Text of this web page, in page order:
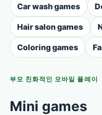
Car wash games
Hair salon games
Coloring games
부모 친화적인 모바일 플레이
Mini games